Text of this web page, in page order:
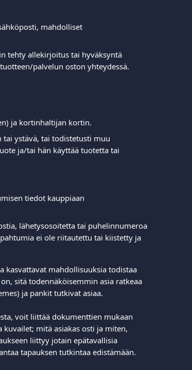
mahdolliset
tehty allekirjoitus tai hyväksyntä
palvelun oston yhteydessä.
ja kortinhaltijan kortin.
ystävä, tai todistetusti muu
ja/tai hän käyttää tuotetta tai
tiedot kauppiaan
lähetysosoitetta tai puhelinnumeroa
ei ole riitautettu tai kiistetty ja
kasvattavat mahdollisuuksia todistaa
sitä todennäköisemmin asia ratkeaa
ja pankit tutkivat asiaa.
voit liittää dokumenttien mukaan
mitä asiakas osti ja miten,
liittyy jotain epätavallisia
tapauksen tutkintaa edistämään.